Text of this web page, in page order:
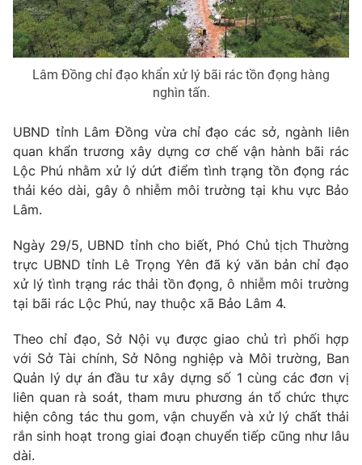
Hậu trường
Nhân vật
Khán giả
Điện ảnh
Âm nhạc
Đời sống
Du lịch
Chất lượng cuộc sống
Giáo dục
Học trực tuyến
Công nghệ
Hitech Công nghệ tương lai
Sản phẩm
Tư vấn
Giao lưu trực tuyến
Chuyên mục khác
Emagazine Podcast
Photo Infographic
Video Shorts video
VTV Money
Lâm Đồng chỉ đạo khẩn xử lý bãi rác tồn đọng hàng
nghìn tấn.
UBND tỉnh Lâm Đồng vừa chỉ đạo các sở, ngành liên
quan khẩn trương xây dựng cơ chế vận hành bãi rác
Lộc Phú nhằm xử lý dứt điểm tình trạng tồn đọng rác
thải kéo dài, gây ô nhiễm môi trường tại khu vực Bảo
Lâm.
Ngày 29/5, UBND tỉnh cho biết, Phó Chủ tịch Thường
trực UBND tỉnh Lê Trọng Yên đã ký văn bản chỉ đạo
xử lý tình trạng rác thải tồn đọng, ô nhiễm môi trường
tại bãi rác Lộc Phú, nay thuộc xã Bảo Lâm 4.
Theo chỉ đạo, Sở Nội vụ được giao chủ trì phối hợp
với Sở Tài chính, Sở Nông nghiệp và Môi trường, Ban
Quản lý dự án đầu tư xây dựng số 1 cùng các đơn vị
liên quan rà soát, tham mưu phương án tổ chức thực
hiện công tác thu gom, vận chuyển và xử lý chất thải
rắn sinh hoạt trong giai đoạn chuyển tiếp cũng như lâu
dài.